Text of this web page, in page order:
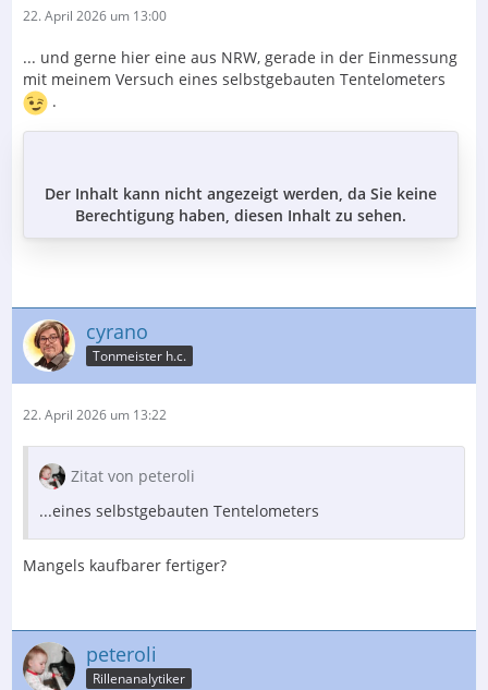
22. April 2026 um 13:00
... und gerne hier eine aus NRW, gerade in der Einmessung
mit meinem Versuch eines selbstgebauten Tentelometers
.
Der Inhalt kann nicht angezeigt werden, da Sie keine
Berechtigung haben, diesen Inhalt zu sehen.
cyrano
Tonmeister h.c.
22. April 2026 um 13:22
Zitat von peteroli
...eines selbstgebauten Tentelometers
Mangels kaufbarer fertiger?
peteroli
Rillenanalytiker